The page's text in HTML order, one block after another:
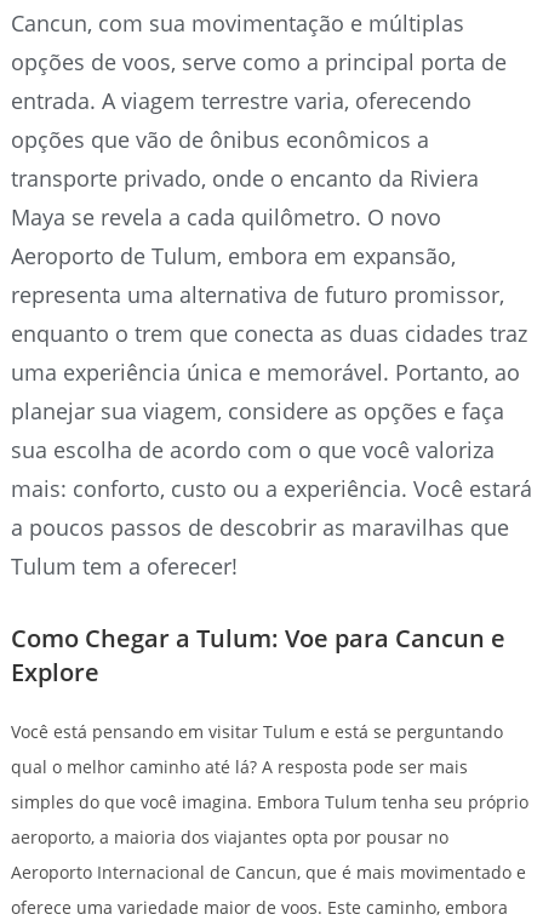
Cancun, com sua movimentação e múltiplas
opções de voos, serve como a principal porta de
entrada. A viagem terrestre varia, oferecendo
opções que vão de ônibus econômicos a
transporte privado, onde o encanto da Riviera
Maya se revela a cada quilômetro. O novo
Aeroporto de Tulum, embora em expansão,
representa uma alternativa de futuro promissor,
enquanto o trem que conecta as duas cidades traz
uma experiência única e memorável. Portanto, ao
planejar sua viagem, considere as opções e faça
sua escolha de acordo com o que você valoriza
mais: conforto, custo ou a experiência. Você estará
a poucos passos de descobrir as maravilhas que
Tulum tem a oferecer!
Como Chegar a Tulum: Voe para Cancun e
Explore
Você está pensando em visitar Tulum e está se perguntando
qual o melhor caminho até lá? A resposta pode ser mais
simples do que você imagina. Embora Tulum tenha seu próprio
aeroporto, a maioria dos viajantes opta por pousar no
Aeroporto Internacional de Cancun, que é mais movimentado e
oferece uma variedade maior de voos. Este caminho, embora